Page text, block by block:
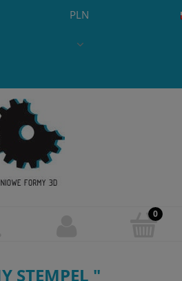
PLN
STEMPEL "